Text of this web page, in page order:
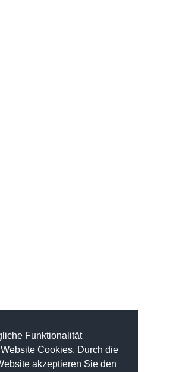
Funktionalität
Cookies. Durch die
akzeptieren Sie den